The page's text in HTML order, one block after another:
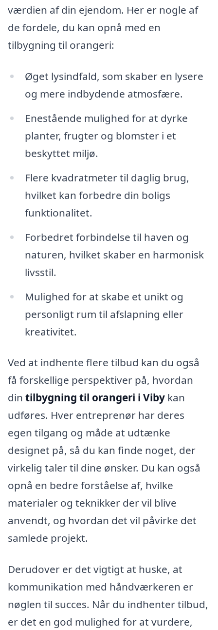
værdien af din ejendom. Her er nogle af
de fordele, du kan opnå med en
tilbygning til orangeri:
Øget lysindfald, som skaber en lysere
og mere indbydende atmosfære.
Enestående mulighed for at dyrke
planter, frugter og blomster i et
beskyttet miljø.
Flere kvadratmeter til daglig brug,
hvilket kan forbedre din boligs
funktionalitet.
Forbedret forbindelse til haven og
naturen, hvilket skaber en harmonisk
livsstil.
Mulighed for at skabe et unikt og
personligt rum til afslapning eller
kreativitet.
Ved at indhente flere tilbud kan du også
få forskellige perspektiver på, hvordan
din tilbygning til orangeri i Viby kan
udføres. Hver entreprenør har deres
egen tilgang og måde at udtænke
designet på, så du kan finde noget, der
virkelig taler til dine ønsker. Du kan også
opnå en bedre forståelse af, hvilke
materialer og teknikker der vil blive
anvendt, og hvordan det vil påvirke det
samlede projekt.
Derudover er det vigtigt at huske, at
kommunikation med håndværkeren er
nøglen til succes. Når du indhenter tilbud,
er det en god mulighed for at vurdere,